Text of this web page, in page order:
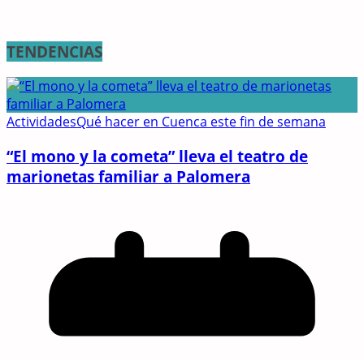
TENDENCIAS
ActividadesQué hacer en Cuenca este fin de semana
“El mono y la cometa” lleva el teatro de
marionetas familiar a Palomera